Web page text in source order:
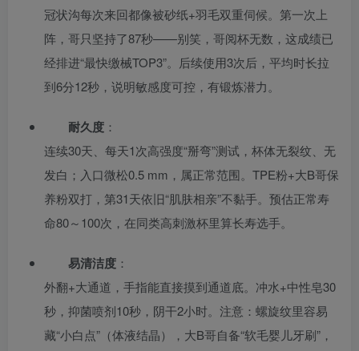
冠状沟每次来回都像被砂纸+羽毛双重伺候。第一次上
阵，哥只坚持了87秒——别笑，哥阅杯无数，这成绩已
经排进“最快缴械TOP3”。后续使用3次后，平均时长拉
到6分12秒，说明敏感度可控，有锻炼潜力。
耐久度 ：
连续30天、每天1次高强度“掰弯”测试，杯体无裂纹、无
发白；入口微松0.5 mm，属正常范围。TPE粉+大B哥保
养粉双打，第31天依旧“肌肤相亲”不黏手。预估正常寿
命80～100次，在同类高刺激杯里算长寿选手。
易清洁度 ：
外翻+大通道，手指能直接摸到通道底。冲水+中性皂30
秒，抑菌喷剂10秒，阴干2小时。注意：螺旋纹里容易
藏“小白点”（体液结晶），大B哥自备“软毛婴儿牙刷”，